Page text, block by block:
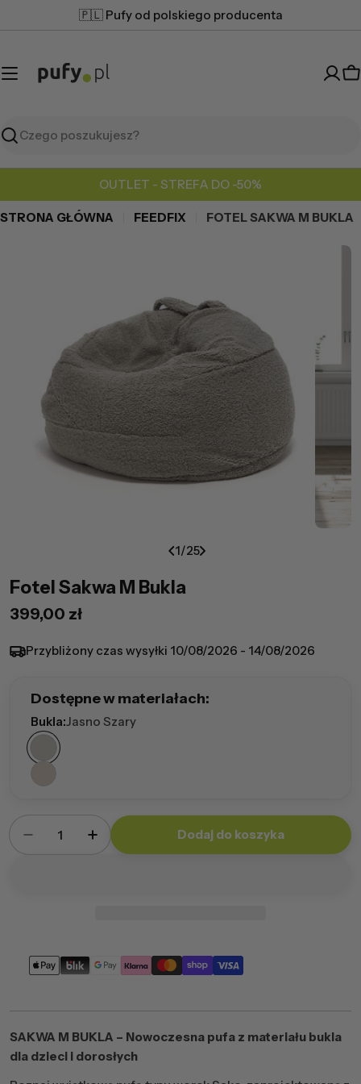
do
🇵🇱 Pufy od polskiego producenta
Szukaj
OUTLET - STREFA DO -50%
STRONA GŁÓWNA FEEDFIX FOTEL SAKWA M BUKLA
1/25
Fotel Sakwa M Bukla
Cena
399,00 zł
Przybliżony czas wysyłki 10/08/2026 - 14/08/2026
Dostępne w materiałach:
Bukla:Jasno Szary
Ilość
Zmniejsz ilość dla Fotel Sakwa M Bukla
Zwiększ ilość dla Fotel Sakwa M Bukla
Dodaj do koszyka
Metody
SAKWA M BUKLA – Nowoczesna pufa z materiału bukla
dla dzieci i dorosłych